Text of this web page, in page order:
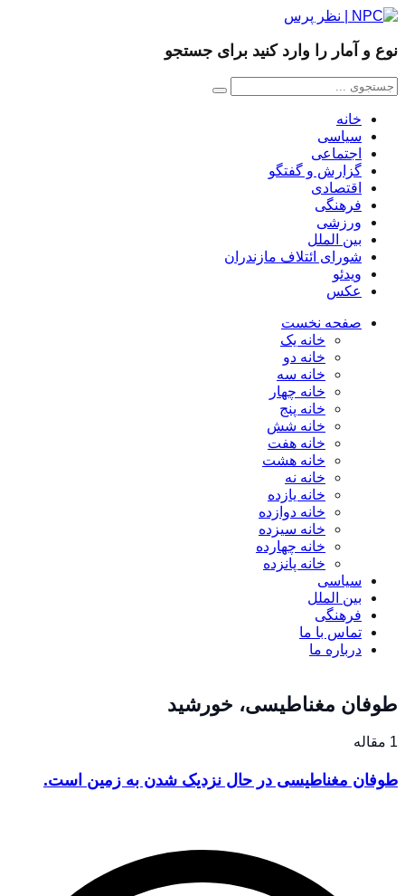
نوع و آمار را وارد کنید برای جستجو
خانه
سیاسی
اجتماعی
گزارش و گفتگو
اقتصادی
فرهنگی
ورزشی
بین الملل
شورای ائتلاف مازندران
ویدئو
عکس
صفحه نخست
خانه یک
خانه دو
خانه سه
خانه چهار
خانه پنج
خانه شش
خانه هفت
خانه هشت
خانه نه
خانه یازده
خانه دوازده
خانه سیزده
خانه چهارده
خانه پانزده
سیاسی
بین الملل
فرهنگی
تماس با ما
درباره ما
طوفان مغناطیسی، خورشید
1 مقاله
طوفان مغناطیسی در حال نزدیک شدن به زمین است.